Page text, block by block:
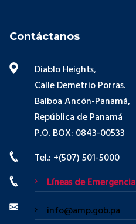
Contáctanos
Diablo Heights,
Calle Demetrio Porras.
Balboa Ancón-Panamá,
República de Panamá
P.O. BOX: 0843-00533
Tel.: +(507) 501-5000
Líneas de Emergencia
info@amp.gob.pa